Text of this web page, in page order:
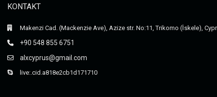
KONTAKT
Makenzi Cad. (Mackenzie Ave), Azize str. No:11, Trikomo (İskele),
+90 548 855 6751
alxcyprus@gmail.com
live:.cid.a818e2cb1d171710